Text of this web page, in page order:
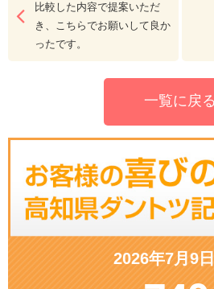
比較した内容で提案いただ
き、こちらでお願いして良か
ったです。
一覧に戻る
2026年7月9